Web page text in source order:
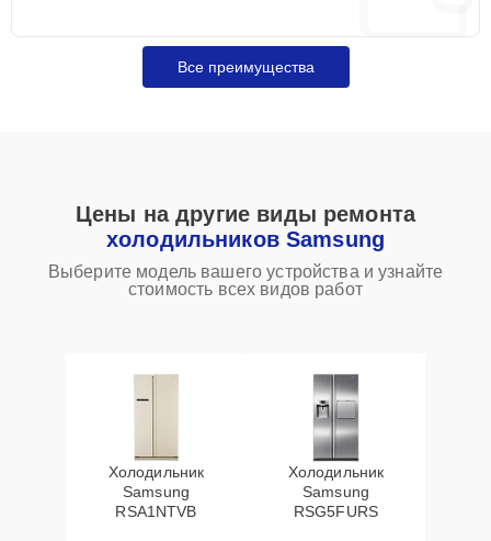
Все преимущества
Цены на другие виды ремонта
холодильников Samsung
Выберите модель вашего устройства и узнайте
стоимость всех видов работ
Холодильник
Samsung
RSA1NTVB
Холодильник
Samsung
RSG5FURS